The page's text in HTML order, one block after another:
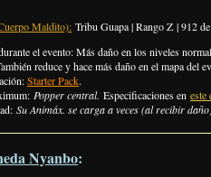
Maldito): Tribu Guapa | Rango Z | 912
el evento:Más daño en los niveles
reduce y hace más daño en el mapa del
Starter Pack.
Popper central. Especificaciones en este
Su Animáx. se carga a veces (al recibir
Nyanbo: